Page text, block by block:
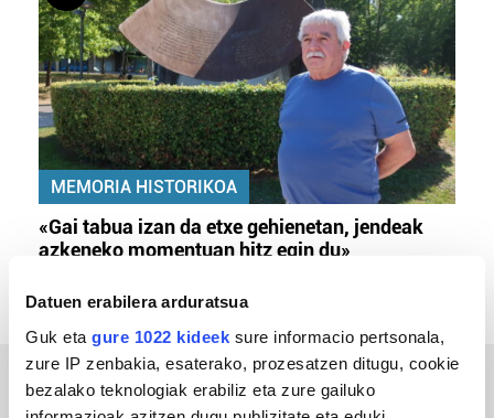
Datuen erabilera arduratsua
Guk eta gure 1022 kideek sure informacio pertsonala,
zure IP zenbakia, esaterako, prozesatzen ditugu, cookie
bezalako teknologiak erabiliz eta zure gailuko
MEMORIA HISTORIKOA
«Gai tabua izan da etxe gehienetan, jendeak
azkeneko momentuan hitz egin du»
ERREPORTAJEAK